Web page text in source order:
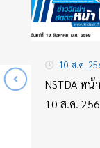
10 ส.ค.
NSTDA ห
10 ส.ค.